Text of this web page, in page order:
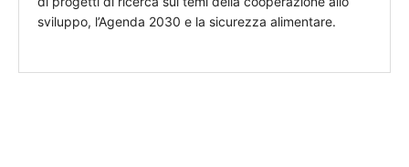
sviluppo, l’Agenda 2030 e la sicurezza alimentare.